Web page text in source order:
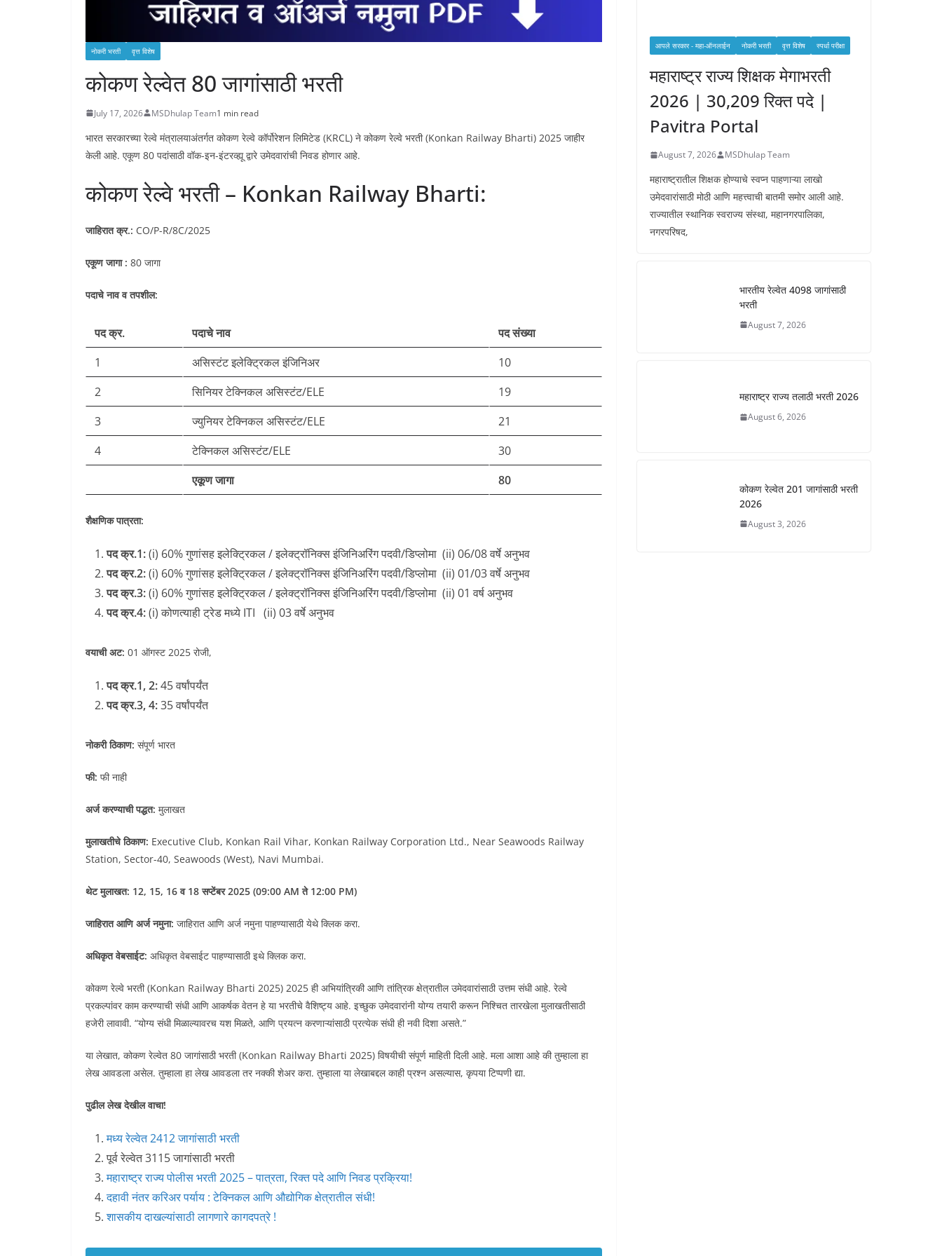
नोकरी भरती वृत्त विशेष
कोकण रेल्वेत 80 जागांसाठी भरती
July 17, 2026 MSDhulap Team1 min read
भारत सरकारच्या रेल्वे मंत्रालयाअंतर्गत कोकण रेल्वे कॉर्पोरेशन लिमिटेड (KRCL) ने कोकण रेल्वे भरती (Konkan Railway Bharti) 2025 जाहीर
केली आहे. एकूण 80 पदांसाठी वॉक-इन-इंटरव्ह्यू द्वारे उमेदवारांची निवड होणार आहे.
कोकण रेल्वे भरती – Konkan Railway Bharti:
जाहिरात क्र.: CO/P-R/8C/2025
एकूण जागा : 80 जागा
पदाचे नाव व तपशील:
पद क्र. पदाचे नाव
पद संख्या
1
असिस्टंट इलेक्ट्रिकल इंजिनिअर
10
2
सिनियर टेक्निकल असिस्टंट/ELE
19
3
ज्युनियर टेक्निकल असिस्टंट/ELE
21
4
टेक्निकल असिस्टंट/ELE
30
एकूण जागा
80
शैक्षणिक पात्रता:
पद क्र.1:(i) 60% गुणांसह इलेक्ट्रिकल / इलेक्ट्रॉनिक्स इंजिनिअरिंग पदवी/डिप्लोमा (ii) 06/08 वर्षे अनुभव
पद क्र.2:(i) 60% गुणांसह इलेक्ट्रिकल / इलेक्ट्रॉनिक्स इंजिनिअरिंग पदवी/डिप्लोमा (ii) 01/03 वर्षे अनुभव
पद क्र.3:(i) 60% गुणांसह इलेक्ट्रिकल / इलेक्ट्रॉनिक्स इंजिनिअरिंग पदवी/डिप्लोमा (ii) 01 वर्ष अनुभव
पद क्र.4:(i) कोणत्याही ट्रेड मध्ये ITI (ii) 03 वर्षे अनुभव
वयाची अट: 01 ऑगस्ट 2025 रोजी,
पद क्र.1, 2:45 वर्षांपर्यंत
पद क्र.3, 4:35 वर्षांपर्यंत
नोकरी ठिकाण: संपूर्ण भारत
फी: फी नाही
अर्ज करण्याची पद्धत: मुलाखत
मुलाखतीचे ठिकाण: Executive Club, Konkan Rail Vihar, Konkan Railway Corporation Ltd., Near Seawoods Railway
Station, Sector-40, Seawoods (West), Navi Mumbai.
थेट मुलाखत: 12, 15, 16 व 18 सप्टेंबर 2025 (09:00 AM ते 12:00 PM)
जाहिरात आणि अर्ज नमुना: जाहिरात आणि अर्ज नमुना पाहण्यासाठी येथे क्लिक करा.
अधिकृत वेबसाईट: अधिकृत वेबसाईट पाहण्यासाठी इथे क्लिक करा.
कोकण रेल्वे भरती (Konkan Railway Bharti 2025) 2025 ही अभियांत्रिकी आणि तांत्रिक क्षेत्रातील उमेदवारांसाठी उत्तम संधी आहे. रेल्वे
प्रकल्पांवर काम करण्याची संधी आणि आकर्षक वेतन हे या भरतीचे वैशिष्ट्य आहे. इच्छुक उमेदवारांनी योग्य तयारी करून निश्चित तारखेला मुलाखतीसाठी
हजेरी लावावी. “योग्य संधी मिळाल्यावरच यश मिळते, आणि प्रयत्न करणाऱ्यांसाठी प्रत्येक संधी ही नवी दिशा असते.”
या लेखात, कोकण रेल्वेत 80 जागांसाठी भरती (Konkan Railway Bharti 2025) विषयीची संपूर्ण माहिती दिली आहे. मला आशा आहे की तुम्हाला हा
लेख आवडला असेल. तुम्हाला हा लेख आवडला तर नक्की शेअर करा. तुम्हाला या लेखाबद्दल काही प्रश्न असल्यास, कृपया टिप्पणी द्या.
पुढील लेख देखील वाचा!
मध्य रेल्वेत 2412 जागांसाठी भरती
पूर्व रेल्वेत 3115 जागांसाठी भरती
महाराष्ट्र राज्य पोलीस भरती 2025 – पात्रता, रिक्त पदे आणि निवड प्रक्रिया!
दहावी नंतर करिअर पर्याय : टेक्निकल आणि औद्योगिक क्षेत्रातील संधी!
शासकीय दाखल्यांसाठी लागणारे कागदपत्रे !
आपले सरकार - महा-ऑनलाईन नोकरी भरती वृत्त विशेष स्पर्धा परीक्षा
महाराष्ट्र राज्य शिक्षक मेगाभरती
2026 | 30,209 रिक्त पदे |
Pavitra Portal
August 7, 2026 MSDhulap Team
महाराष्ट्रातील शिक्षक होण्याचे स्वप्न पाहणाऱ्या लाखो
उमेदवारांसाठी मोठी आणि महत्त्वाची बातमी समोर आली आहे.
राज्यातील स्थानिक स्वराज्य संस्था, महानगरपालिका,
नगरपरिषद,
भारतीय रेल्वेत 4098 जागांसाठी
भरती
August 7, 2026
महाराष्ट्र राज्य तलाठी भरती 2026
August 6, 2026
कोकण रेल्वेत 201 जागांसाठी भरती
2026
August 3, 2026